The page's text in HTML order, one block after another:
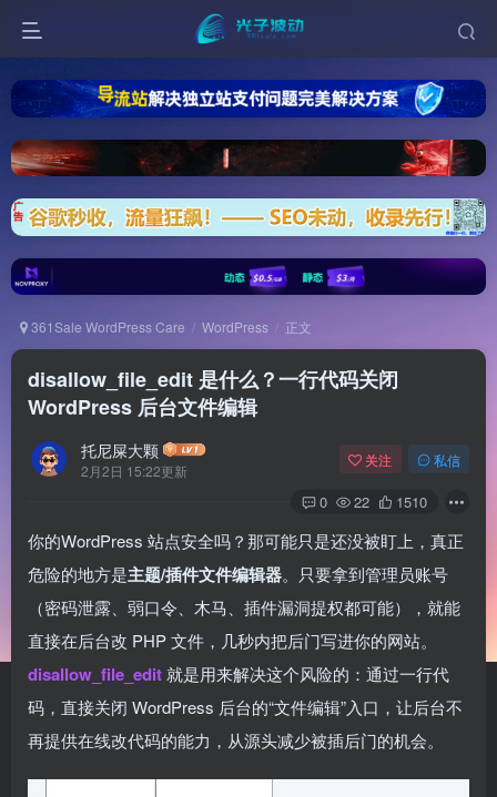
361Sale WordPress Care WordPress 正文
disallow_file_edit 是什么？一行代码关闭
WordPress 后台文件编辑
托尼屎大颗
2月2日 15:22更新
关注 私信
0 22 1510
你的WordPress 站点安全吗？那可能只是还没被盯上，真正
危险的地方是主题/插件文件编辑器。只要拿到管理员账号
（密码泄露、弱口令、木马、插件漏洞提权都可能），就能
直接在后台改 PHP 文件，几秒内把后门写进你的网站。
disallow_file_edit就是用来解决这个风险的：通过一行代
码，直接关闭 WordPress 后台的“文件编辑”入口，让后台不
再提供在线改代码的能力，从源头减少被插后门的机会。